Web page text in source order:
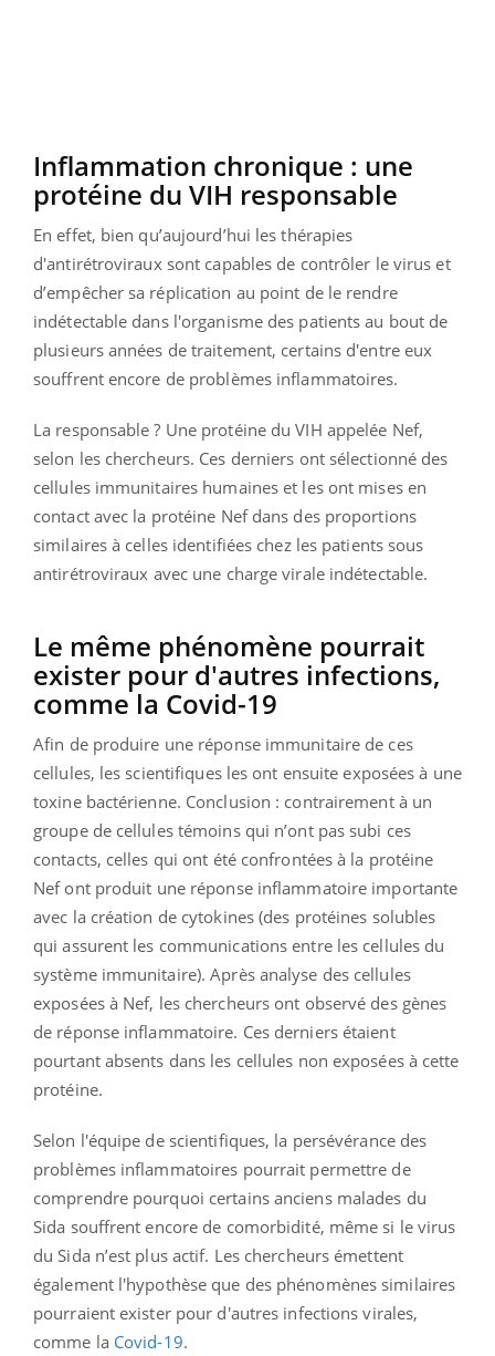
Inflammation chronique : une
protéine du VIH responsable
En effet, bien qu’aujourd’hui les thérapies
d'antirétroviraux sont capables de contrôler le virus et
d’empêcher sa réplication au point de le rendre
indétectable dans l'organisme des patients au bout de
plusieurs années de traitement, certains d'entre eux
souffrent encore de problèmes inflammatoires.
La responsable ? Une protéine du VIH appelée Nef,
selon les chercheurs. Ces derniers ont sélectionné des
cellules immunitaires humaines et les ont mises en
contact avec la protéine Nef dans des proportions
similaires à celles identifiées chez les patients sous
antirétroviraux avec une charge virale indétectable.
Le même phénomène pourrait
exister pour d'autres infections,
comme la Covid-19
Afin de produire une réponse immunitaire de ces
cellules, les scientifiques les ont ensuite exposées à une
toxine bactérienne. Conclusion : contrairement à un
groupe de cellules témoins qui n’ont pas subi ces
contacts, celles qui ont été confrontées à la protéine
Nef ont produit une réponse inflammatoire importante
avec la création de cytokines (des protéines solubles
qui assurent les communications entre les cellules du
système immunitaire). Après analyse des cellules
exposées à Nef, les chercheurs ont observé des gènes
de réponse inflammatoire. Ces derniers étaient
pourtant absents dans les cellules non exposées à cette
protéine.
Selon l'équipe de scientifiques, la persévérance des
problèmes inflammatoires pourrait permettre de
comprendre pourquoi certains anciens malades du
Sida souffrent encore de comorbidité, même si le virus
du Sida n’est plus actif. Les chercheurs émettent
également l'hypothèse que des phénomènes similaires
pourraient exister pour d'autres infections virales,
comme la Covid-19.